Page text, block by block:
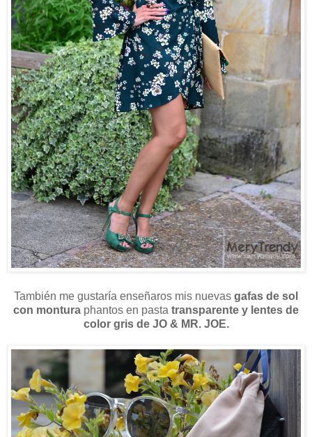
También me gustaría enseñaros mis nuevas gafas de sol
con montura phantos en pasta transparente y lentes de
color gris de JO & MR. JOE.